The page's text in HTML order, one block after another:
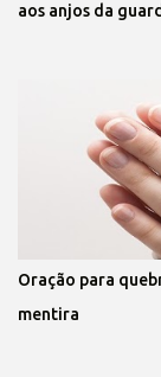
aos anjos da
Oração para
mentira